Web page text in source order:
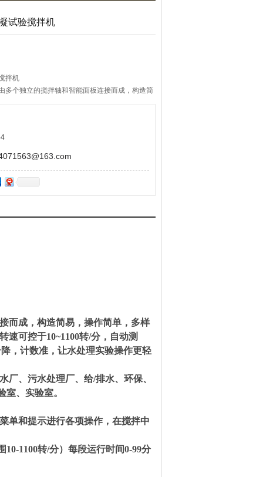
试验搅拌机
拌机
多个独立的搅拌轴和智能面板连接而成，构造简
持同/异步搅拌工作，微电脑系统可程控16种程
自动测温、自动加药、自动计算GT值，所有搅拌
而成，构造简易，操作简单，多样
速可控于10~1100转/分，自动测
，计数准，让水处理实验操作更轻
厂、污水处理厂、给/排水、环保、
、实验室。
单和提示进行各项操作，在搅拌中
1100转/分）每段运行时间0-99分